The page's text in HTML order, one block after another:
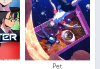
Pet